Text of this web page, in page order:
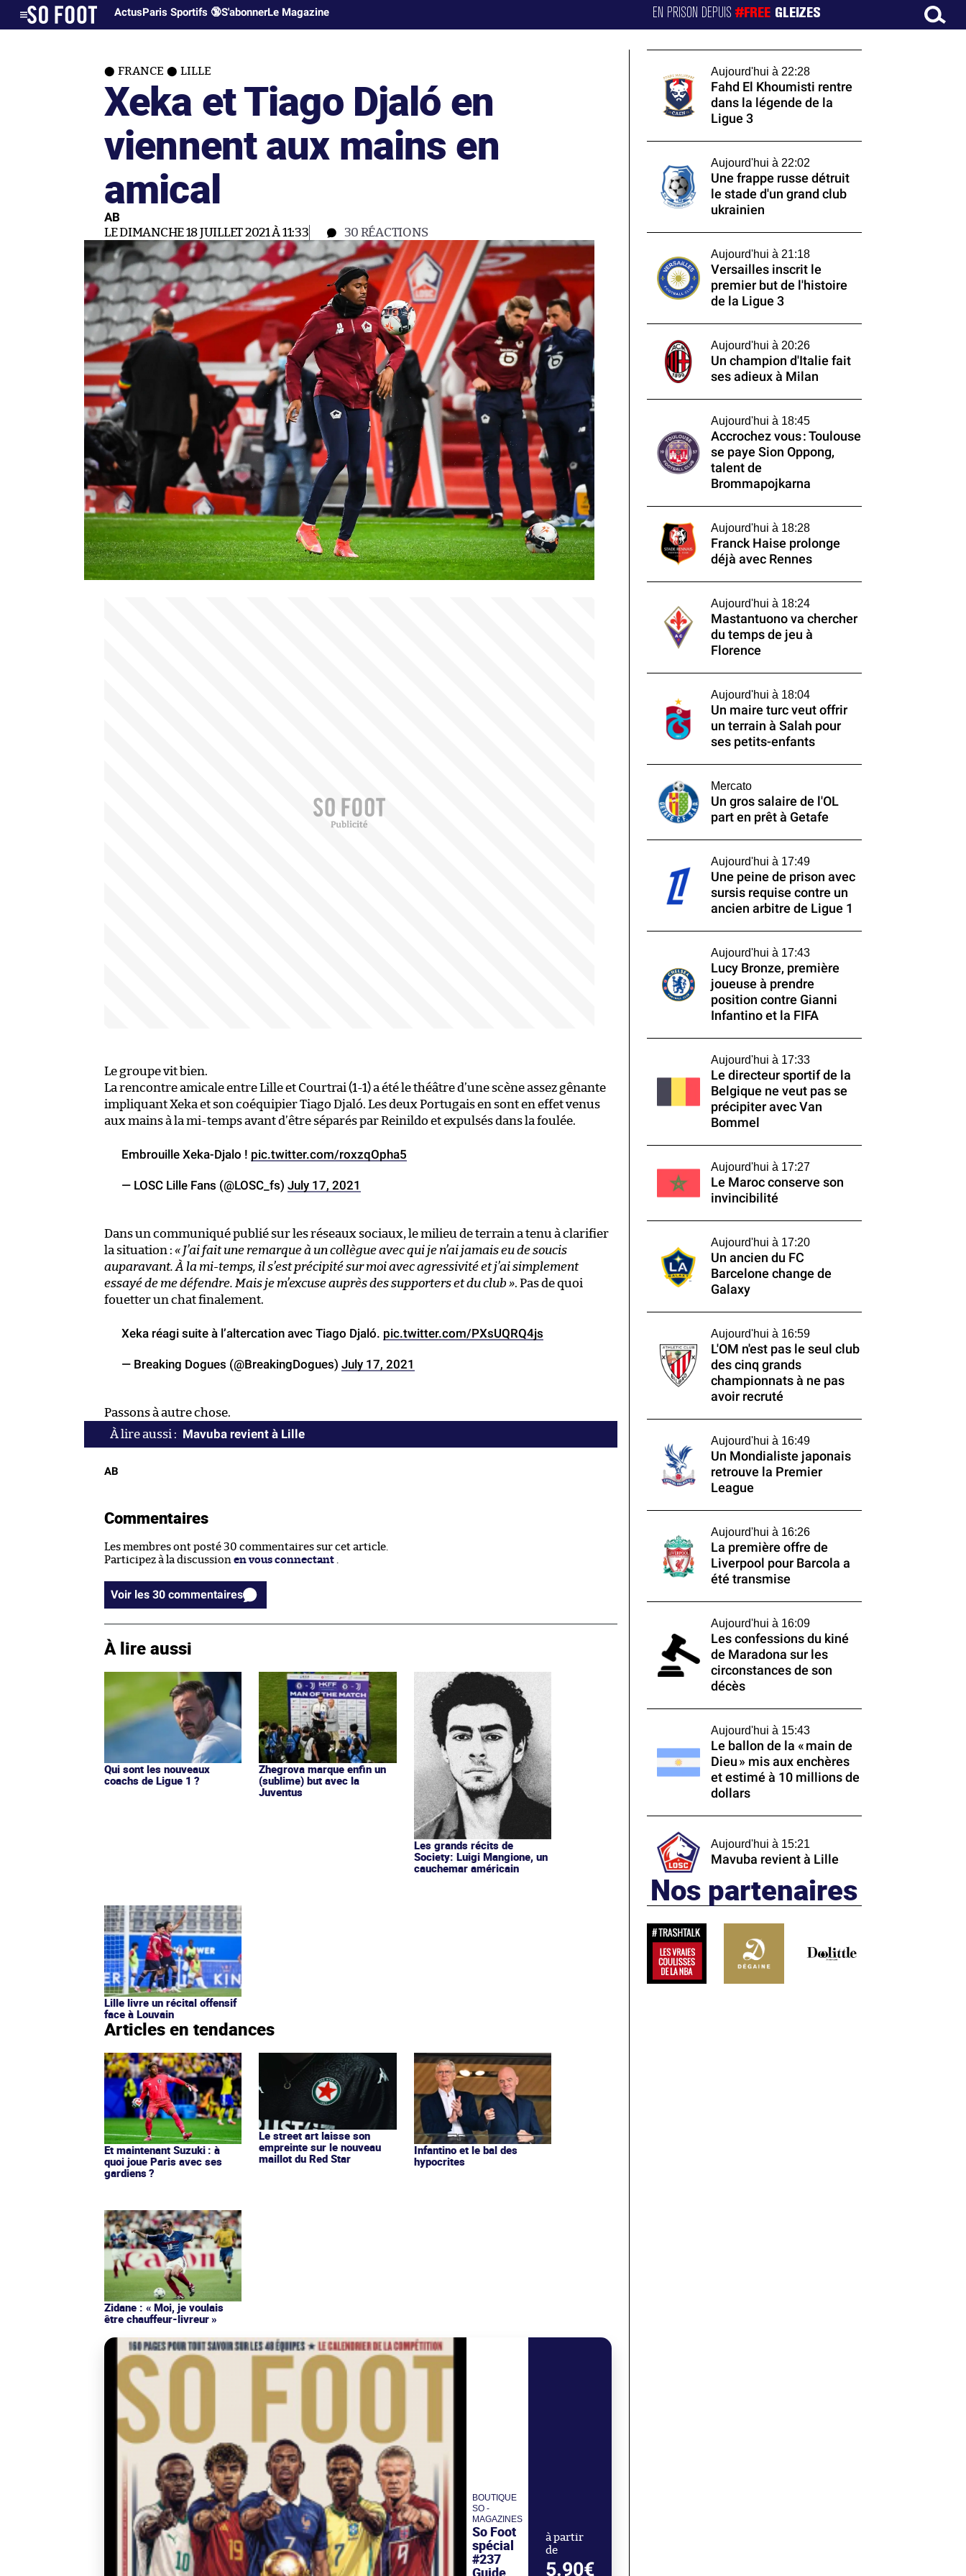
ActusParis Sportifs 🔞S'abonnerLe Magazine EN PRISON DEPUIS#FREE GLEIZES
FRANCE LILLE
Xeka et Tiago Djaló en
viennent aux mains en
amical
AB
LE DIMANCHE 18 JUILLET 2021 À 11:33 30 RÉACTIONS
Le groupe vit bien.
La rencontre amicale entre Lille et Courtrai (1-1) a été le théâtre d’une scène assez gênante
impliquant Xeka et son coéquipier Tiago Djaló. Les deux Portugais en sont en effet venus
aux mains à la mi-temps avant d’être séparés par Reinildo et expulsés dans la foulée.
Embrouille Xeka-Djalo ! pic.twitter.com/roxzqOpha5
— LOSC Lille Fans (@LOSC_fs) July 17, 2021
Dans un communiqué publié sur les réseaux sociaux, le milieu de terrain a tenu à clarifier
la situation : « J’ai fait une remarque à un collègue avec qui je n’ai jamais eu de soucis
auparavant. À la mi-temps, il s’est précipité sur moi avec agressivité et j’ai simplement
essayé de me défendre. Mais je m’excuse auprès des supporters et du club ». Pas de quoi
fouetter un chat finalement.
Xeka réagi suite à l’altercation avec Tiago Djaló. pic.twitter.com/PXsUQRQ4js
— Breaking Dogues (@BreakingDogues) July 17, 2021
Passons à autre chose.
Mavuba revient à Lille
AB
Commentaires
Les membres ont posté 30 commentaires sur cet article.
Participez à la discussion en vous connectant
Voir les 30 commentaires
À lire aussi
Qui sont les nouveaux
coachs de Ligue 1 ?
Zhegrova marque enfin un
(sublime) but avec la
Juventus
Les grands récits de
Society: Luigi Mangione, un
cauchemar américain
Lille livre un récital offensif
face à Louvain
Articles en tendances
Et maintenant Suzuki : à
quoi joue Paris avec ses
gardiens ?
Le street art laisse son
empreinte sur le nouveau
maillot du Red Star
Infantino et le bal des
hypocrites
Zidane : « Moi, je voulais
être chauffeur-livreur »
BOUTIQUE
SO -
MAGAZINES
So Foot
spécial
#237
Guide
à partir
de
5.90€
Aujourd'hui à 22:28
Fahd El Khoumisti rentre
dans la légende de la
Ligue 3
Aujourd'hui à 22:02
Une frappe russe détruit
le stade d'un grand club
ukrainien
Aujourd'hui à 21:18
Versailles inscrit le
premier but de l'histoire
de la Ligue 3
Aujourd'hui à 20:26
Un champion d'Italie fait
ses adieux à Milan
Aujourd'hui à 18:45
Accrochez vous : Toulouse
se paye Sion Oppong,
talent de
Brommapojkarna
Aujourd'hui à 18:28
Franck Haise prolonge
déjà avec Rennes
Aujourd'hui à 18:24
Mastantuono va chercher
du temps de jeu à
Florence
Aujourd'hui à 18:04
Un maire turc veut offrir
un terrain à Salah pour
ses petits-enfants
Mercato
Un gros salaire de l'OL
part en prêt à Getafe
Aujourd'hui à 17:49
Une peine de prison avec
sursis requise contre un
ancien arbitre de Ligue 1
Aujourd'hui à 17:43
Lucy Bronze, première
joueuse à prendre
position contre Gianni
Infantino et la FIFA
Aujourd'hui à 17:33
Le directeur sportif de la
Belgique ne veut pas se
précipiter avec Van
Bommel
Aujourd'hui à 17:27
Le Maroc conserve son
invincibilité
Aujourd'hui à 17:20
Un ancien du FC
Barcelone change de
Galaxy
Aujourd'hui à 16:59
L'OM n'est pas le seul club
des cinq grands
championnats à ne pas
avoir recruté
Aujourd'hui à 16:49
Un Mondialiste japonais
retrouve la Premier
League
Aujourd'hui à 16:26
La première offre de
Liverpool pour Barcola a
été transmise
Aujourd'hui à 16:09
Les confessions du kiné
de Maradona sur les
circonstances de son
décès
Aujourd'hui à 15:43
Le ballon de la « main de
Dieu » mis aux enchères
et estimé à 10 millions de
dollars
Aujourd'hui à 15:21
Mavuba revient à Lille
Nos partenaires